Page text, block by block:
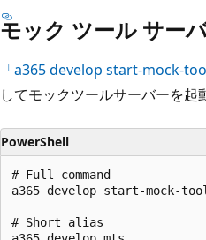
モック ツール サー
「a365 develop start-mock-
してモックツールサーバーを起
PowerShell
# Full command
a365 develop start-mock-
# Short alias